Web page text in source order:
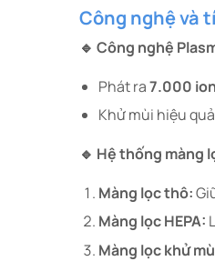
Công nghệ và
🔹 Công nghệ
Phát ra7.000
Khử mùi hiệu
🔹 Hệ thống màng
Màng lọc thô:
Màng lọc HEPA:
Màng lọc khử